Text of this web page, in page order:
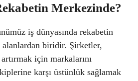
Merkezinde?
iş dünyasında rekabetin
alanlardan biridir. Şirketler,
için markalarını
karşı üstünlük sağlamak